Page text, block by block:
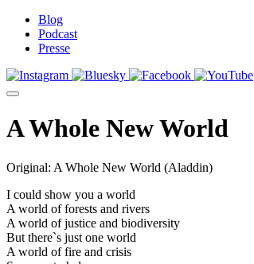
Blog
Podcast
Presse
A Whole New World
Original: A Whole New World (Aladdin)
I could show you a world
A world of forests and rivers
A world of justice and biodiversity
But there`s just one world
A world of fire and crisis